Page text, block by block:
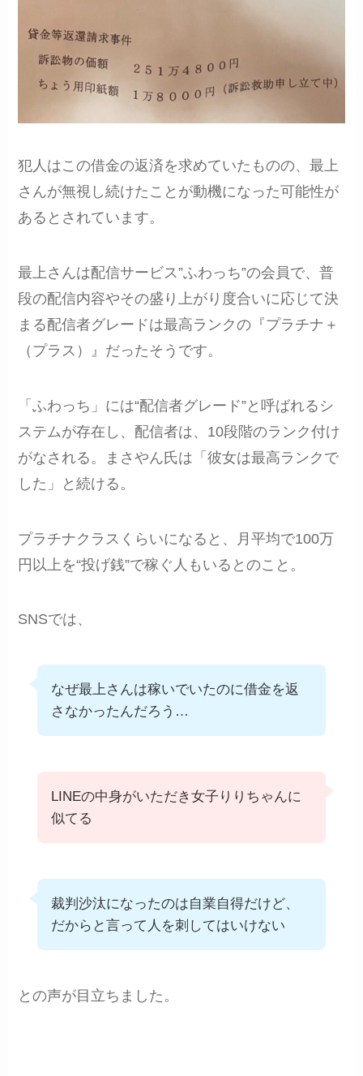
犯人はこの借金の返済を求めていたものの、最上
さんが無視し続けたことが動機になった可能性が
あるとされています。
最上さんは配信サービス”ふわっち”の会員で、普
段の配信内容やその盛り上がり度合いに応じて決
まる配信者グレードは最高ランクの『プラチナ＋
（プラス）』だったそうです。
「ふわっち」には“配信者グレード”と呼ばれるシ
ステムが存在し、配信者は、10段階のランク付け
がなされる。まさやん氏は「彼女は最高ランクで
した」と続ける。
プラチナクラスくらいになると、月平均で100万
円以上を“投げ銭”で稼ぐ人もいるとのこと。
SNSでは、
なぜ最上さんは稼いでいたのに借金を返
さなかったんだろう…
LINEの中身がいただき女子りりちゃんに
似てる
裁判沙汰になったのは自業自得だけど、
だからと言って人を刺してはいけない
との声が目立ちました。